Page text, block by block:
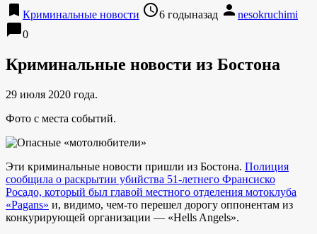
bookmark Криминальные новости access_time6 годыназад person nesokruchimi
chat_bubble0
Криминальные новости из Бостона
29 июля 2020 года.
Фото с места событий.
Эти криминальные новости пришли из Бостона. Полиция
сообщила о раскрытии убийства 51-летнего Франсиско
Росадо, который был главой местного отделения мотоклуба
«Pagans» и, видимо, чем-то перешел дорогу оппонентам из
конкурирующей организации — «Hells Angels».